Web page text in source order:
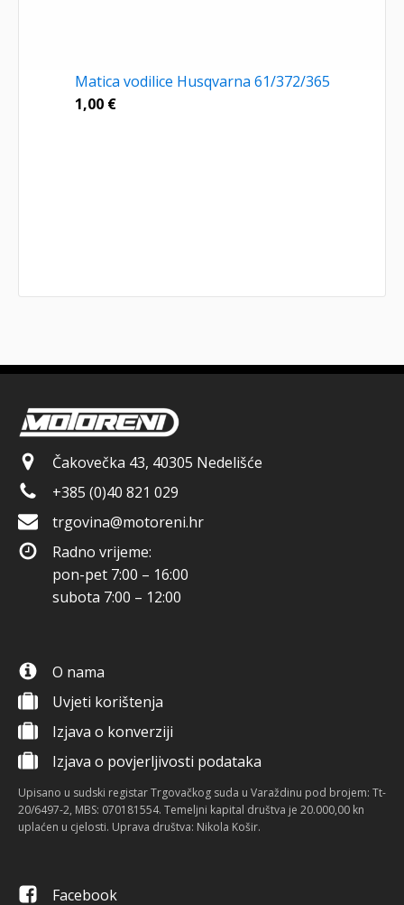
Matica vodilice Husqvarna 61/372/365
1,00 €
Čakovečka 43, 40305 Nedelišće
+385 (0)40 821 029
trgovina@motoreni.hr
Radno vrijeme:
pon-pet 7:00 – 16:00
subota 7:00 – 12:00
O nama
Uvjeti korištenja
Izjava o konverziji
Izjava o povjerljivosti podataka
Upisano u sudski registar Trgovačkog suda u Varaždinu pod brojem: Tt-
20/6497-2, MBS: 070181554. Temeljni kapital društva je 20.000,00 kn
uplaćen u cjelosti. Uprava društva: Nikola Košir.
Facebook